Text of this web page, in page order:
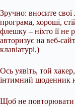
Зручно: вносите свої
програма, хороші,
флешку – ніхто її
авторизує на веб-
клавіатурі.)
Ось уявіть, той
інтимний щоденник
Щоб не повторювати